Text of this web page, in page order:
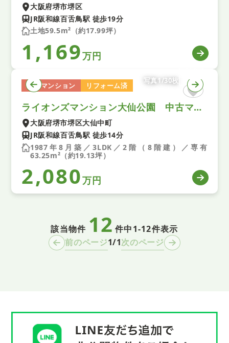
大阪府堺市堺区
JR阪和線百舌鳥駅 徒歩19分
土地59.5m²（約17.99坪）
1,169万円
中古マンション リフォーム済
写真1/30枚
ライオンズマンション大仙公園 中古マンション
大阪府堺市堺区大仙中町
JR阪和線百舌鳥駅 徒歩14分
1987年8月築／3LDK／2階（8階建）／専有
63.25m²（約19.13坪）
2,080万円
該当物件 12 件中1-12件表示
前のページ1/1次のページ